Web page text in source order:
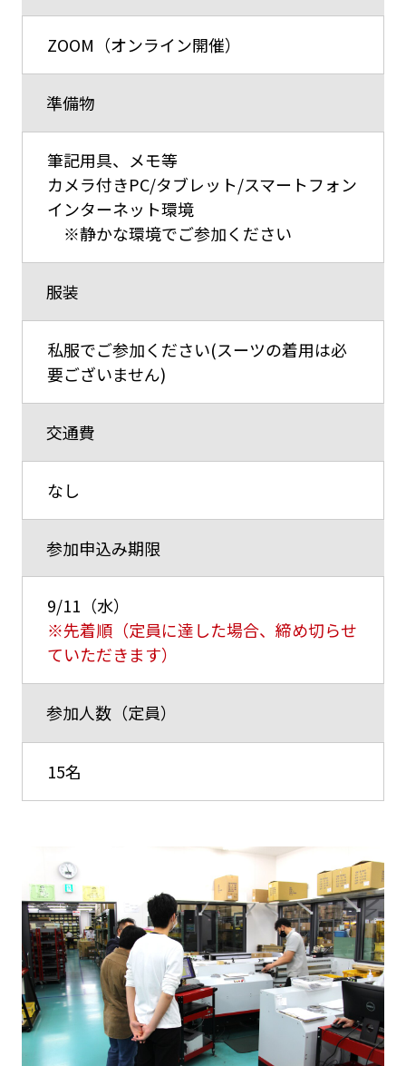
ZOOM（オンライン開催）
準備物
筆記用具、メモ等
カメラ付きPC/タブレット/スマートフォン
インターネット環境
※静かな環境でご参加ください
服装
私服でご参加ください(スーツの着用は必
要ございません)
交通費
なし
参加申込み期限
9/11（水）
※先着順（定員に達した場合、締め切らせ
ていただきます）
参加人数（定員）
15名